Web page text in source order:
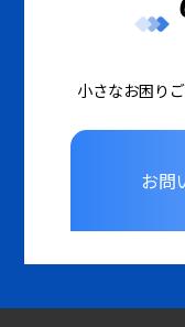
小さなお困り
お問